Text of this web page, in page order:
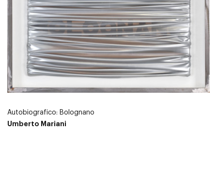
Autobiografico: Bolognano
Umberto Mariani